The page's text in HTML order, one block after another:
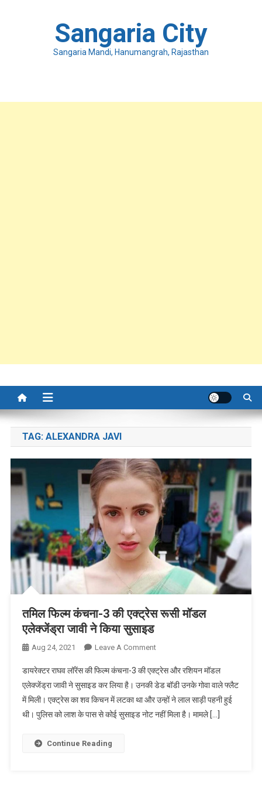
Sangaria City
Sangaria Mandi, Hanumangrah, Rajasthan
TAG: ALEXANDRA JAVI
तमिल फिल्म कंचना-3 की एक्ट्रेस रूसी मॉडल
एलेक्जेंड्रा जावी ने किया सुसाइड
Aug 24, 2021 Leave A CommentOn
फिल्म
कंचना-3
की
एक्ट्रेस
डायरेक्टर राघव लॉरेंस की फिल्म कंचना-3 की एक्ट्रेस और रशियन मॉडल
एलेक्जेंड्रा जावी ने सुसाइड कर लिया है। उनकी डेड बॉडी उनके गोवा वाले फ्लैट
में मिली। एक्ट्रेस का शव किचन में लटका था और उन्हों ने लाल साड़ी पहनी हुई
थी। पुलिस को लाश के पास से कोई सुसाइड नोट नहीं मिला है। मामले […]
Continue Reading